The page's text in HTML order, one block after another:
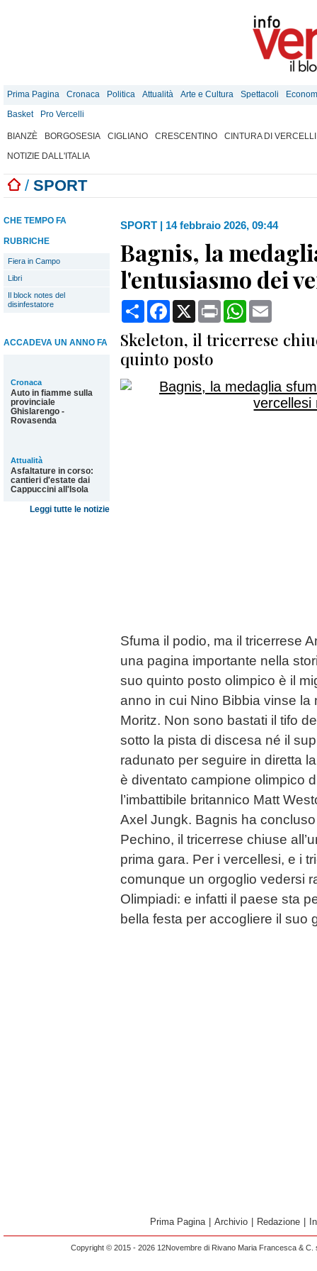
Prima Pagina Cronaca Politica Attualità Arte e Cultura Spettacoli
Basket
Pro Vercelli
BIANZÈ BORGOSESIA CIGLIANO CRESCENTINO
CINTURA DI VERCELLI
NOTIZIE DALL'ITALIA
/ SPORT
CHE TEMPO FA
RUBRICHE
Fiera in Campo
Libri
Il block notes del
disinfestatore
ACCADEVA UN ANNO FA
Cronaca
Auto in fiamme sulla
provinciale
Ghislarengo -
Rovasenda
Attualità
Asfaltature in corso:
cantieri d'estate dai
Cappuccini all'Isola
Leggi tutte le notizie
SPORT | 14 febbraio 2026, 09:44
Bagnis, la
l'entusiasmo dei
CondividiFacebook
X Print WhatsApp
Skeleton, il tricerrese
quinto posto
Sfuma il podio, ma il tricerrese
una pagina importante nella
suo quinto posto olimpico è il
anno in cui Nino Bibbia vinse la
Moritz. Non sono bastati il tifo
sotto la pista di discesa né il
radunato per seguire in diretta
è diventato campione olimpico
l’imbattibile britannico Matt
Axel Jungk. Bagnis ha concluso
Pechino, il tricerrese chiuse
prima gara. Per i vercellesi, e i
comunque un orgoglio vedersi
Olimpiadi: e infatti il paese sta
bella festa per accogliere il suo
Prima Pagina Archivio Redazione
Copyright © 2015 - 2026 12Novembre di Rivano Maria Francesca &